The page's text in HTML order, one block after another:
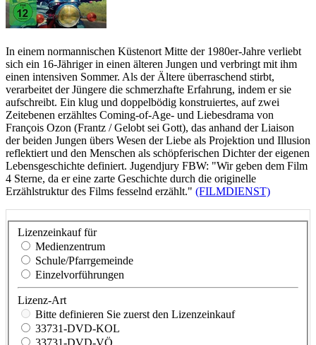
In einem normannischen Küstenort Mitte der 1980er-Jahre verliebt
sich ein 16-Jähriger in einen älteren Jungen und verbringt mit ihm
einen intensiven Sommer. Als der Ältere überraschend stirbt,
verarbeitet der Jüngere die schmerzhafte Erfahrung, indem er sie
aufschreibt. Ein klug und doppelbödig konstruiertes, auf zwei
Zeitebenen erzähltes Coming-of-Age- und Liebesdrama von
François Ozon (Frantz / Gelobt sei Gott), das anhand der Liaison
der beiden Jungen übers Wesen der Liebe als Projektion und Illusion
reflektiert und den Menschen als schöpferischen Dichter der eigenen
Lebensgeschichte definiert. Jugendjury FBW: "Wir geben dem Film
4 Sterne, da er eine zarte Geschichte durch die originelle
Erzählstruktur des Films fesselnd erzählt." (FILMDIENST)
Lizenzeinkauf für
Medienzentrum
Schule/Pfarrgemeinde
Einzelvorführungen
Lizenz-Art
Bitte definieren Sie zuerst den Lizenzeinkauf
33731-DVD-KOL
33731-DVD-VÖ